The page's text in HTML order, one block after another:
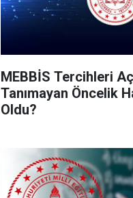
MEBBİS Tercihleri
Tanımayan Öncelik
Oldu?